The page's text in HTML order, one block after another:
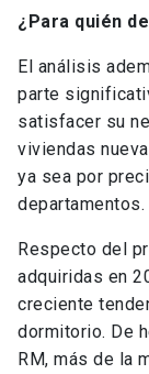
¿Para quién
El análisis
parte
satisfacer su
viviendas
ya sea por
departamentos.
Respecto del
adquiridas en
creciente
dormitorio. De
RM, más de la